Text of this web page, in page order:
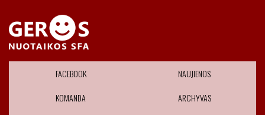
FACEBOOK
NAUJIENOS
KOMANDA
ARCHYVAS